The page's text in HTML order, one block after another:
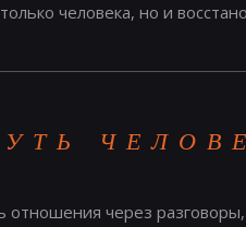
человека, но и
отношения через